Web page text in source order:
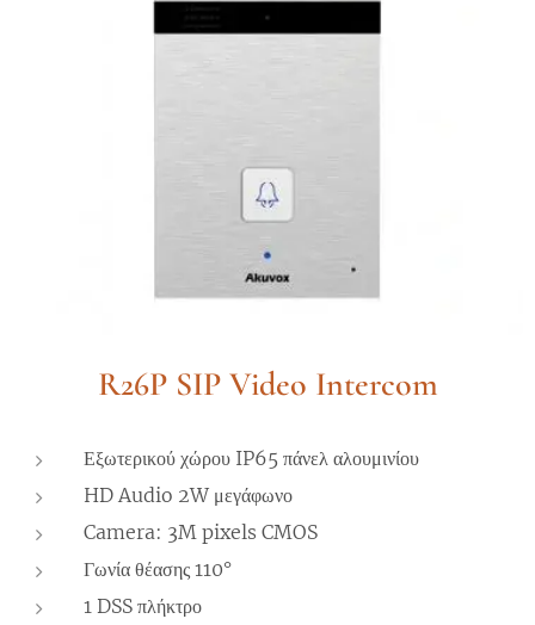
R26P SIP Video Intercom
Εξωτερικού χώρου IP65 πάνελ αλουμινίου
HD Audio 2W μεγάφωνο
Camera: 3M pixels CMOS
Γωνία θέασης 110°
1 DSS πλήκτρο